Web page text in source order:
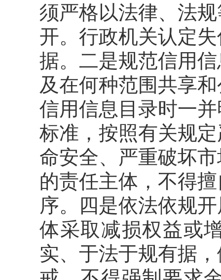
须严格以法律、法
开。行政机关认定
据。二是规范信用
及在何种范围共享
信用信息目录时一
标准，按照有关规
命安全、严重破坏
的责任主体，不得
序。四是依法依规
体采取减损权益或
实、于法于规有据